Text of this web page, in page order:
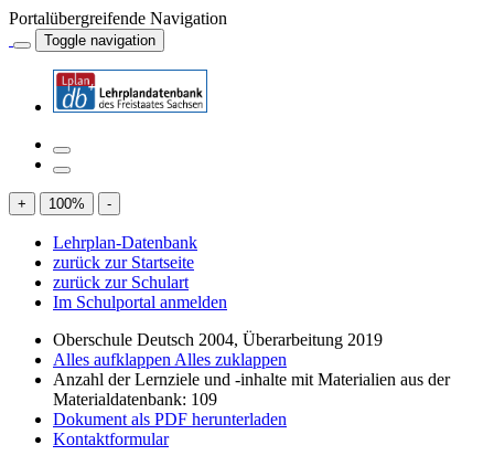
Portalübergreifende Navigation
Toggle navigation
+ 100% -
Lehrplan-Datenbank
zurück zur Startseite
zurück zur Schulart
Im Schulportal anmelden
Oberschule Deutsch 2004, Überarbeitung 2019
Alles aufklappen Alles zuklappen
Anzahl der Lernziele und -inhalte mit Materialien aus der
Materialdatenbank: 109
Dokument als PDF herunterladen
Kontaktformular